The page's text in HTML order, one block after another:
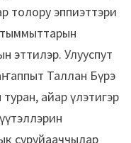
толору эппиэттэри
эттилэр. Улууспут
Таллан Бүрэ
айар үлэтигэр
суруйааччылар